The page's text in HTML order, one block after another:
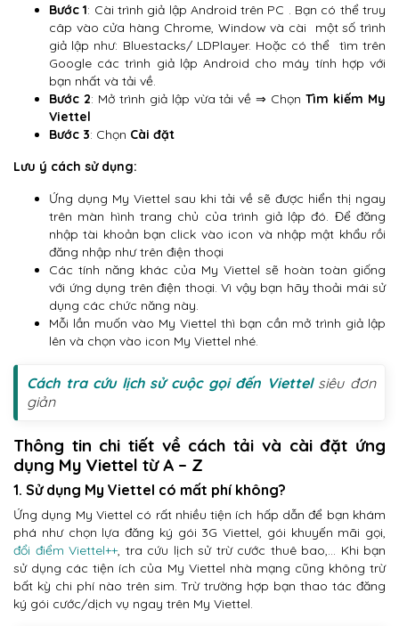
Bước 1: Cài trình giả lập Android trên PC . Bạn có thể truy
câp vào cửa hàng Chrome, Window và cài một số trình
giả lập như: Bluestacks/ LDPlayer. Hoặc có thể tìm trên
Google các trình giả lập Android cho máy tính hợp với
bạn nhất và tải về.
Bước 2: Mở trình giả lập vừa tải về ⇒ Chọn Tìm kiếm My
Viettel
Bước 3: Chọn Cài đặt
Lưu ý cách sử dụng:
Ứng dụng My Viettel sau khi tải về sẽ được hiển thị ngay
trên màn hình trang chủ của trình giả lập đó. Để đăng
nhập tài khoản bạn click vào icon và nhập mật khẩu rồi
đăng nhập như trên điện thoại
Các tính năng khác của My Viettel sẽ hoàn toàn giống
với ứng dụng trên điện thoại. Vì vậy bạn hãy thoải mái sử
dụng các chức năng này.
Mỗi lần muốn vào My Viettel thì bạn cần mở trình giả lập
lên và chọn vào icon My Viettel nhé.
Cách tra cứu lịch sử cuộc gọi đến Viettelsiêu đơn
giản
Thông tin chi tiết về cách tải và cài đặt ứng
dụng My Viettel từ A – Z
1. Sử dụng My Viettel có mất phí không?
Ứng dụng My Viettel có rất nhiều tiện ích hấp dẫn để bạn khám
phá như chọn lựa đăng ký gói 3G Viettel, gói khuyến mãi gọi,
đổi điểm Viettel++, tra cứu lịch sử trừ cước thuê bao,… Khi bạn
sử dụng các tiện ích của My Viettel nhà mạng cũng không trừ
bất kỳ chi phí nào trên sim. Trừ trường hợp bạn thao tác đăng
ký gói cước/dịch vụ ngay trên My Viettel.